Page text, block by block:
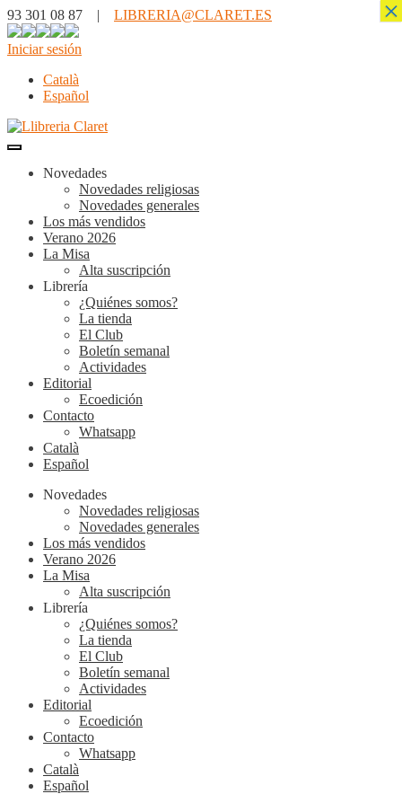
93 301 08 87 | LIBRERIA@CLARET.ES
Iniciar sesión
Català
Español
Novedades
Novedades religiosas
Novedades generales
Los más vendidos
Verano 2026
La Misa
Alta suscripción
Librería
¿Quiénes somos?
La tienda
El Club
Boletín semanal
Actividades
Editorial
Ecoedición
Contacto
Whatsapp
Català
Español
Novedades
Novedades religiosas
Novedades generales
Los más vendidos
Verano 2026
La Misa
Alta suscripción
Librería
¿Quiénes somos?
La tienda
El Club
Boletín semanal
Actividades
Editorial
Ecoedición
Contacto
Whatsapp
Català
Español
×